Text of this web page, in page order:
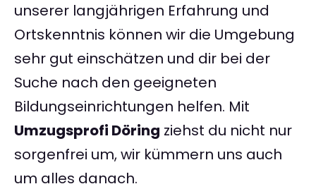
unserer langjährigen Erfahrung und
Ortskenntnis können wir die Umgebung
sehr gut einschätzen und dir bei der
Suche nach den geeigneten
Bildungseinrichtungen helfen. Mit
Umzugsprofi Döring ziehst du nicht nur
sorgenfrei um, wir kümmern uns auch
um alles danach.